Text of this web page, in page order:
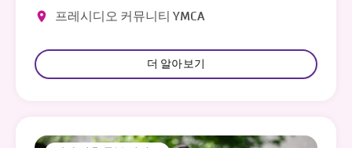
프레시디오 커뮤니티 YMCA
더 알아보기